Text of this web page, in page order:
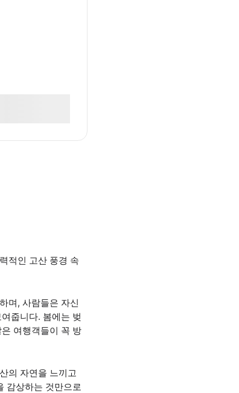
적인 고산 풍경 속
며, 사람들은 자신
줍니다. 봄에는 벚
여행객들이 꼭 방
의 자연을 느끼고
감상하는 것만으로